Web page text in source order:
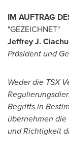
IM AUFTRAG
"GEZEICHNET"
Jeffrey J.
Präsidentund
Weder die TSX
Begriffs in
übernehmen
und Richtigkeit